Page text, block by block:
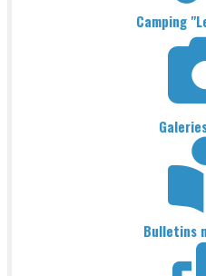
Camping
Bulletins